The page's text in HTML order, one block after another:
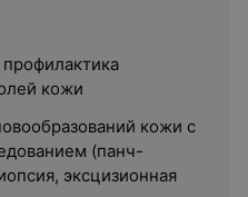
кожи
кожи с
(панч-
эксцизионная